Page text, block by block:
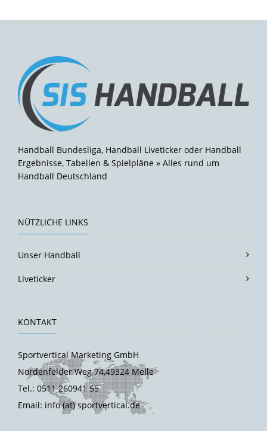
Handball Bundesliga, Handball Liveticker oder Handball
Ergebnisse, Tabellen & Spielpläne » Alles rund um
Handball Deutschland
NÜTZLICHE LINKS
Unser Handball
Liveticker
KONTAKT
Sportvertical Marketing GmbH
Nordenfelder Weg 74,49324 Melle
Tel.: 0511 260941 55
Email: info (at) sportvertical.de